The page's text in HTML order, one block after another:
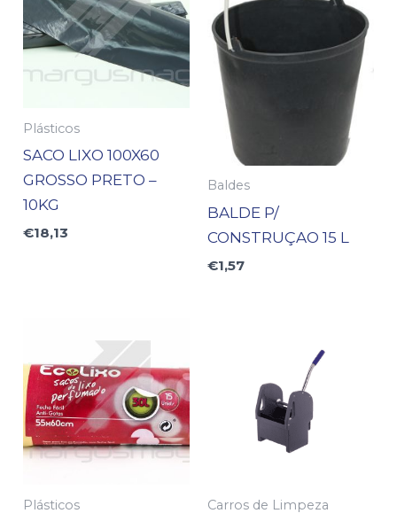
Plásticos
SACO LIXO 100X60
GROSSO PRETO –
10KG
€18,13
Baldes
BALDE P/
CONSTRUÇAO 15 L
€1,57
Plásticos Carros de Limpeza